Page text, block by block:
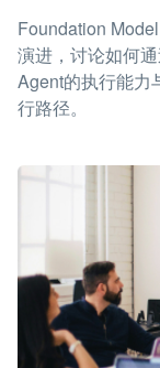
Foundation
演进，讨论如何
Agent的执行能力
行路径。